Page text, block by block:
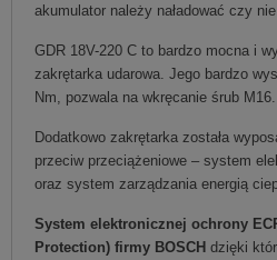
akumulator należy naładować czy nie.
GDR 18V-220 C to bardzo mocna i
zakrętarka udarowa. Jego bardzo
Nm, pozwala na wkręcanie śrub M16.
Dodatkowo zakrętarka została
przeciw przeciążeniowe – system
oraz system zarządzania energią
System elektronicznej ochrony
Protection) firmy BOSCH dzięki